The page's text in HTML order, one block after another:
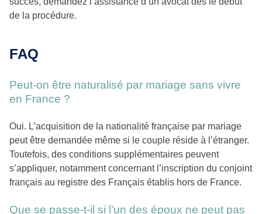
de la procédure.
FAQ
Peut-on être naturalisé par mariage sans vivre
en France ?
Oui. L’acquisition de la nationalité française par mariage
peut être demandée même si le couple réside à l’étranger.
Toutefois, des conditions supplémentaires peuvent
s’appliquer, notamment concernant l’inscription du conjoint
français au registre des Français établis hors de France.
Que se passe-t-il si l’un des époux ne peut pas